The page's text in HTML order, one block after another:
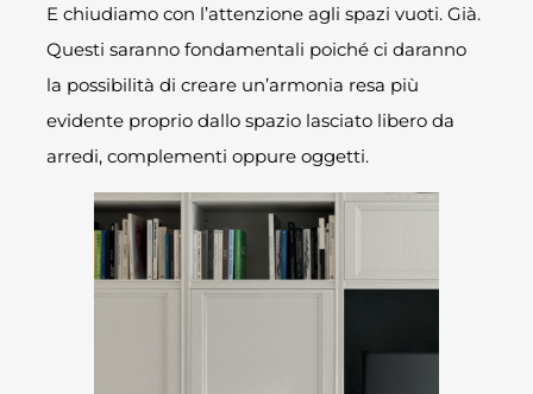
E chiudiamo con l’attenzione agli spazi vuoti. Già.
Questi saranno fondamentali poiché ci daranno
la possibilità di creare un’armonia resa più
evidente proprio dallo spazio lasciato libero da
arredi, complementi oppure oggetti.